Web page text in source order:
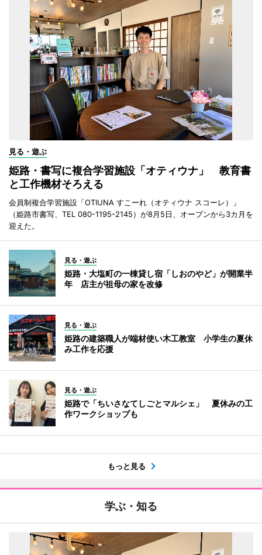
見る・遊ぶ
姫路・書写に複合学習施設「オティウナ」 教育書
と工作機材そろえる
会員制複合学習施設「OTIUNA すこーれ（オティウナ スコーレ）」
（姫路市書写、TEL 080-1195-2145）が8月5日、オープンから3カ月を
迎えた。
見る・遊ぶ
姫路・大塩町の一棟貸し宿「しおのやど」が開業半
年 店主が祖母の家を改修
見る・遊ぶ
姫路の建築職人が端材使い木工教室 小学生の夏休
み工作を応援
見る・遊ぶ
姫路で「ちいさなてしごとマルシェ」 夏休みの工
作ワークショップも
もっと見る
学ぶ・知る